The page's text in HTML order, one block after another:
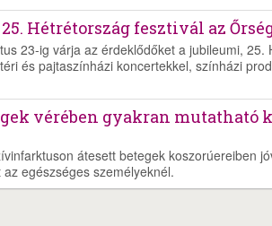
Hétrétország fesztivál az
23-ig várja az érdeklődőket a jubileumi,
és pajtaszínházi koncertekkel, színházi
vérében gyakran mutatható
átesett betegek koszorúereiben
egészséges személyeknél.